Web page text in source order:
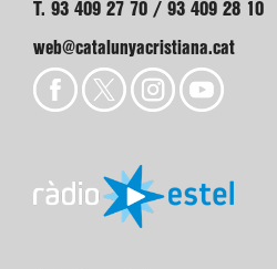
T. 93 409 27 70 / 93 409 28 10
web@catalunyacristiana.cat